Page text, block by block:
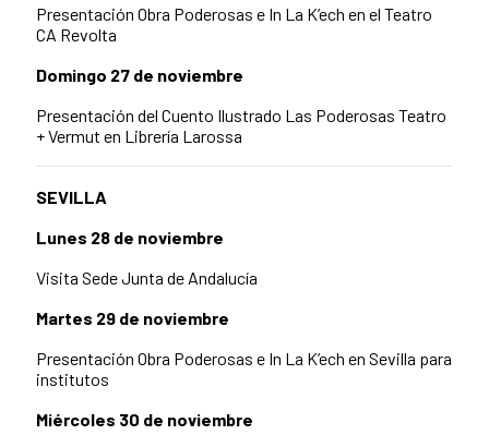
Presentación Obra Poderosas e In La K’ech en el Teatro
CA Revolta
Domingo 27 de noviembre
Presentación del Cuento Ilustrado Las Poderosas Teatro
+ Vermut en Librería Larossa
SEVILLA
Lunes 28 de noviembre
Visita Sede Junta de Andalucía
Martes 29 de noviembre
Presentación Obra Poderosas e In La K’ech en Sevilla para
institutos
Miércoles 30 de noviembre